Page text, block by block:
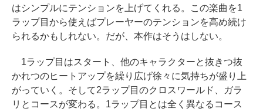
はシンプルにテンションを上げてくれる。この楽曲を1
ラップ目から使えばプレーヤーのテンションを高め続け
られるかもしれない。だが、本作はそうはしない。
1ラップ目はスタート、他のキャラクターと抜きつ抜
かれつのヒートアップを繰り広げ徐々に気持ちが盛り上
がっていく。そして2ラップ目のクロスワールド、ガラ
リとコースが変わる。1ラップ目とは全く異なるコース